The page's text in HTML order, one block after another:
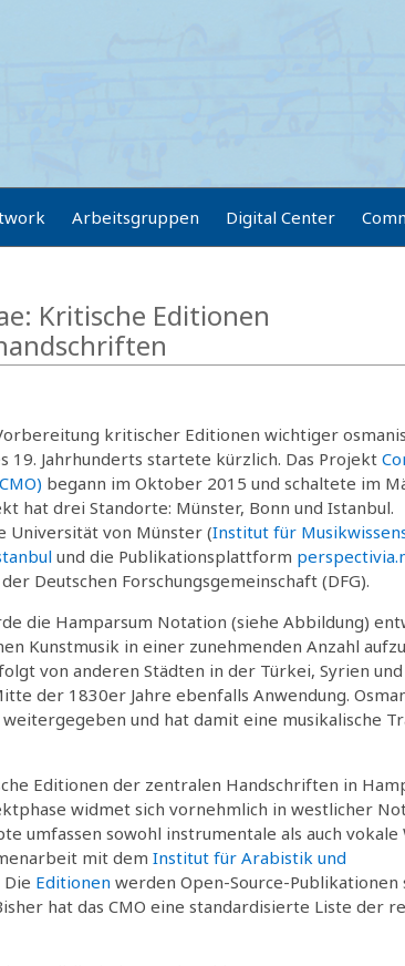
Arbeitsgruppen Digital Center
Kritische Editionen
kritischer Editionen wichtiger
19. Jahrhunderts startete kürzlich. Das Projekt
begann im Oktober 2015 und schaltete im
hat drei Standorte: Münster, Bonn und Istanbul.
Universität von Münster (Institut für
und die Publikationsplattform
Deutschen Forschungsgemeinschaft (DFG).
die Hamparsum Notation (siehe Abbildung)
Kunstmusik in einer zunehmenden Anzahl
von anderen Städten in der Türkei, Syrien
der 1830er Jahre ebenfalls Anwendung.
und hat damit eine musikalische
Editionen der zentralen Handschriften in
widmet sich vornehmlich in westlicher
umfassen sowohl instrumentale als auch vokale
mit dem Institut für Arabistik und
Editionen werden Open-Source-Publikationen
hat das CMO eine standardisierte Liste der